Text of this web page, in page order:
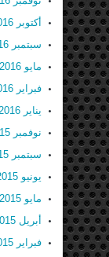
أكتوبر 2016
سبتمبر 2016
مايو 2016
فبراير 2016
يناير 2016
نوفمبر 2015
سبتمبر 2015
يونيو 2015
مايو 2015
أبريل 2015
فبراير 2015